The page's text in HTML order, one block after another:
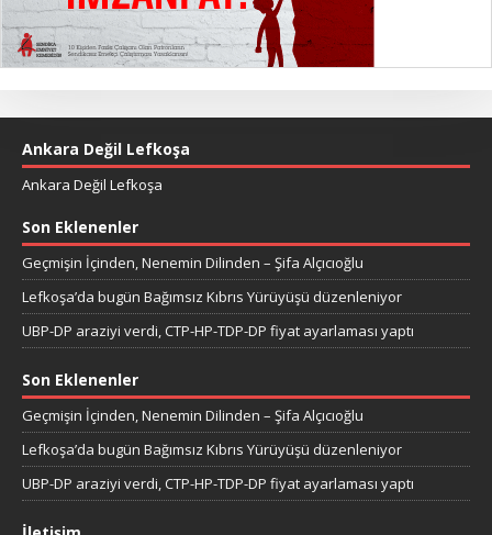
Ankara Değil Lefkoşa
Ankara Değil Lefkoşa
Son Eklenenler
Geçmişin İçinden, Nenemin Dilinden – Şifa Alçıcıoğlu
Lefkoşa’da bugün Bağımsız Kıbrıs Yürüyüşü düzenleniyor
UBP-DP araziyi verdi, CTP-HP-TDP-DP fiyat ayarlaması yaptı
Son Eklenenler
Geçmişin İçinden, Nenemin Dilinden – Şifa Alçıcıoğlu
Lefkoşa’da bugün Bağımsız Kıbrıs Yürüyüşü düzenleniyor
UBP-DP araziyi verdi, CTP-HP-TDP-DP fiyat ayarlaması yaptı